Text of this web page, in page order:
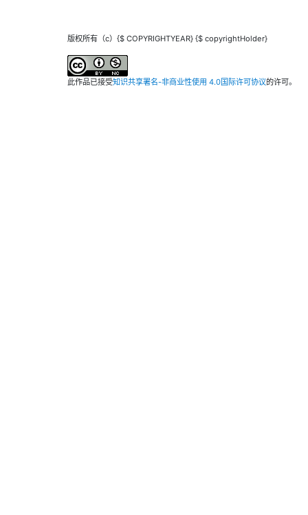
版权所有（c）{$ COPYRIGHTYEAR} {$ copyrightHolder}
此作品已接受知识共享署名-非商业性使用 4.0国际许可协议的许可。